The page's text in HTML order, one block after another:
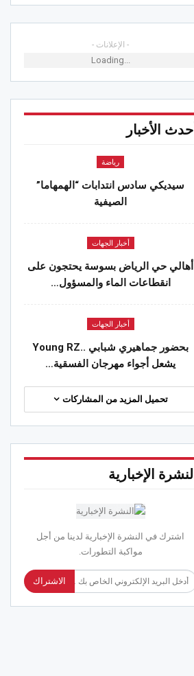
- الإعلانات -
Loading...
أحدث الأخبار
رياضة
سيديكي سادس انتدابات “الهمهاما”
الصيفية
أخبار الجهات
أهالي حي الرياض بسوسة يحتجون على
انقطاعات الماء والمسؤول…
أخبار الجهات
بحضور جماهيري شبابي ..Young RZ
يشعل أجواء مهرجان الفسقية…
تحميل المزيد من المشاركات
النشرة الإخبارية
اشترك في النشرة الإخبارية لدينا من أجل
مواكبة التطورات.
الاشتراك